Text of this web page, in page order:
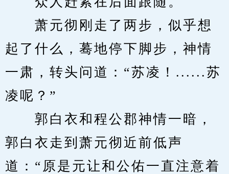
萧元彻刚走了两步，似乎想
起了什么，蓦地停下脚步，神情
一肃，转头问道：“苏凌！......苏
凌呢？”
郭白衣和程公郡神情一暗，
郭白衣走到萧元彻近前低声
道：“原是元让和公佑一直注意着